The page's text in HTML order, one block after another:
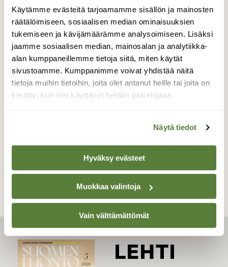
Käytämme evästeitä tarjoamamme sisällön ja mainosten
räätälöimiseen, sosiaalisen median ominaisuuksien
tukemiseen ja kävijämäärämme analysoimiseen. Lisäksi
jaamme sosiaalisen median, mainosalan ja analytiikka-
alan kumppaneillemme tietoja siitä, miten käytät
sivustoamme. Kumppanimme voivat yhdistää näitä
tietoja muihin tietoihin, joita olet antanut heille tai joita on
kerätty, kun olet käyttänyt heidän palvelujaan.
Näytä tiedot
Hyväksy evästeet
Muokkaa valintoja
Vain välttämättömät
Kuun peili jäällä
Kuva otettu Uudenkaupungin Hiujärvellä,kuu
nousee ja heijastuu jään pintaan.
Kilpailun etusivulle
LEHTI